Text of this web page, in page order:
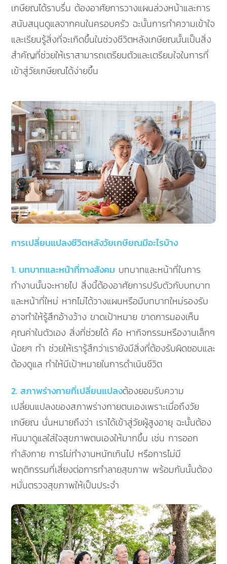
เกษียณได้ราบรื่น ต้องอาศัยการวางแผนล่วงหน้าและการ
สนับสนุนดูแลจากคนในครอบครัว ฉะนั้นการทำความเข้าใจ
และเรียนรู้สิ่งที่จะเกิดขึ้นในช่วงชีวิตหลังเกษียณนั้นเป็นสิ่ง
สำคัญที่ช่วยให้เราสามารถเตรียมตัวและเตรียมใจในการที่
เข้าสู่วัยเกษียณได้ง่ายขึ้น
การเปลี่ยนแปลงชีวิตหลังวัยเกษียณมีอะไรบ้าง
1. บทบาทและหน้าที่ทางสังคม บทบาทและหน้าที่ในการ
ทำงานนั้นจะหายไป สิ่งนี้ต้องอาศัยการปรับตัวกับบทบาท
และหน้าที่ใหม่ หากไม่ได้วางแผนหรือมีบทบาทใหม่รองรับ
อาจทำให้รู้สึกอ้างว้าง ขาดเป้าหมาย ขาดการมองเห็น
คุณค่าในตัวเอง สิ่งที่ช่วยได้ คือ หากิจกรรมหรืองานเล็กๆ
น้อยๆ ทำ ช่วยให้เรารู้สึกว่าเรายังมีสิ่งที่ต้องรับผิดชอบและ
ต้องดูแล ทำให้มีเป้าหมายในการดำเนินชีวิต
2. สภาพร่างกายที่เปลี่ยนแปลงต้องยอมรับความ
เปลี่ยนแปลงของสภาพร่างกายตนเองเพราะเมื่อถึงวัย
เกษียณ นั่นหมายถึงว่า เราได้เข้าสู่วัยผู้สูงอายุ ฉะนั้นต้อง
หันมาดูแลใส่ใจสุขภาพตนเองให้มากขึ้น เช่น การออก
กำลังกาย การไม่ทำงานหนักเกินไป หรือการไม่มี
พฤติกรรมที่เสี่ยงต่อการทำลายสุขภาพ พร้อมกันนั้นต้อง
หมั่นตรวจสุขภาพให้เป็นประจำ